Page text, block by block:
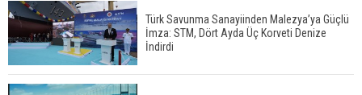
Türk Savunma Sanayiinden Malezya’ya Güçlü
İmza: STM, Dört Ayda Üç Korveti Denize
İndirdi